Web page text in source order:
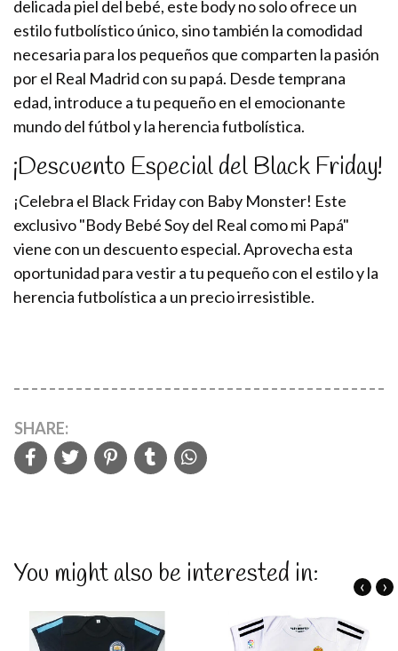
delicada piel del bebé, este body no solo ofrece un
estilo futbolístico único, sino también la comodidad
necesaria para los pequeños que comparten la pasión
por el Real Madrid con su papá. Desde temprana
edad, introduce a tu pequeño en el emocionante
mundo del fútbol y la herencia futbolística.
¡Descuento Especial del Black Friday!
¡Celebra el Black Friday con Baby Monster! Este
exclusivo "Body Bebé Soy del Real como mi Papá"
viene con un descuento especial. Aprovecha esta
oportunidad para vestir a tu pequeño con el estilo y la
herencia futbolística a un precio irresistible.
SHARE:
You might also be interested in: ‹ ›